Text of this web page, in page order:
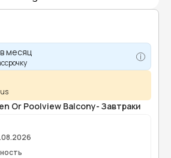
в месяц
Or Poolview Balcony- Завтраки